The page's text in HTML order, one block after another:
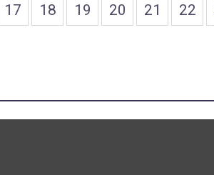
17 18 19 20 21 22